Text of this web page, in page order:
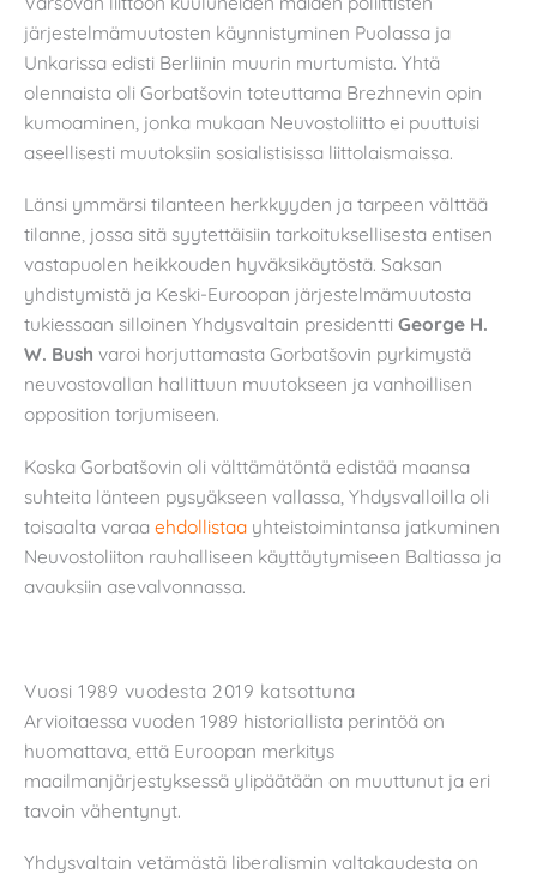
järjestelmämuutosten käynnistyminen Puolassa ja
Unkarissa edisti Berliinin muurin murtumista. Yhtä
olennaista oli Gorbatšovin toteuttama Brezhnevin opin
kumoaminen, jonka mukaan Neuvostoliitto ei puuttuisi
aseellisesti muutoksiin sosialistisissa liittolaismaissa.
Länsi ymmärsi tilanteen herkkyyden ja tarpeen välttää
tilanne, jossa sitä syytettäisiin tarkoituksellisesta entisen
vastapuolen heikkouden hyväksikäytöstä. Saksan
yhdistymistä ja Keski-Euroopan järjestelmämuutosta
tukiessaan silloinen Yhdysvaltain presidentti George H.
W. Bush varoi horjuttamasta Gorbatšovin pyrkimystä
neuvostovallan hallittuun muutokseen ja vanhoillisen
opposition torjumiseen.
Koska Gorbatšovin oli välttämätöntä edistää maansa
suhteita länteen pysyäkseen vallassa, Yhdysvalloilla oli
toisaalta varaa ehdollistaa yhteistoimintansa jatkuminen
Neuvostoliiton rauhalliseen käyttäytymiseen Baltiassa ja
avauksiin asevalvonnassa.
Vuosi 1989 vuodesta 2019 katsottuna
Arvioitaessa vuoden 1989 historiallista perintöä on
huomattava, että Euroopan merkitys
maailmanjärjestyksessä ylipäätään on muuttunut ja eri
tavoin vähentynyt.
Yhdysvaltain vetämästä liberalismin valtakaudesta on